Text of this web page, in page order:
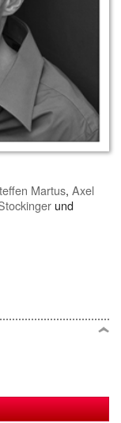
Martus, Axel
und